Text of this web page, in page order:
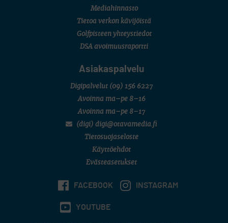
Mediahinnasto
Tietoa verkon kävijöistä
Golfpisteen yhteystiedot
DSA avoimuusraportti
Asiakaspalvelu
Digipalvelut (09) 156 6227
Avoinna ma–pe 8–16
Avoinna ma–pe 8–17
(digi) digi@otavamedia.fi
Tietosuojaseloste
Käyttöehdot
Evästeasetukset
FACEBOOK INSTAGRAM
YOUTUBE